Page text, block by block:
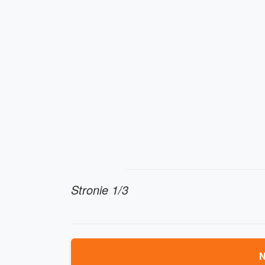
Stronie 1/3